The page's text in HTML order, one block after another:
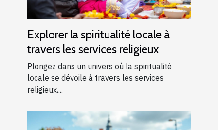
Explorer la spiritualité locale à
travers les services religieux
Plongez dans un univers où la spiritualité
locale se dévoile à travers les services
religieux,...